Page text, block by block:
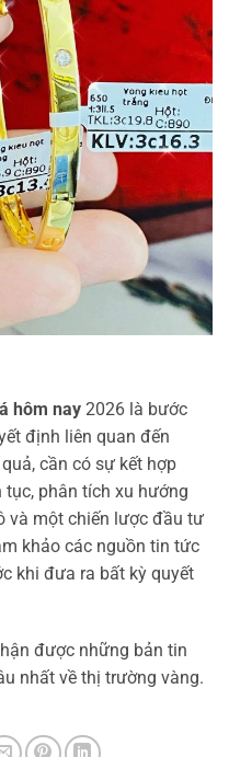
hôm nay 2026 là bước
định liên quan đến
cần có sự kết hợp
phân tích xu hướng
và một chiến lược đầu tư
khảo các nguồn tin tức
khi đưa ra bất kỳ quyết
được những bản tin
nhất về thị trường vàng.